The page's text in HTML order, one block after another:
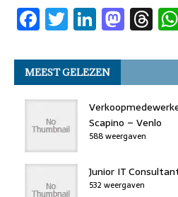
F
a
c
e
b
o
o
k
T
w
it
t
er
Li
n
k
e
dI
n
M
a
st
o
d
o
T
h
re
a
d
s
MEEST GELEZEN
Scapino – Venlo
588 weergaven
Junior IT
532 weergaven